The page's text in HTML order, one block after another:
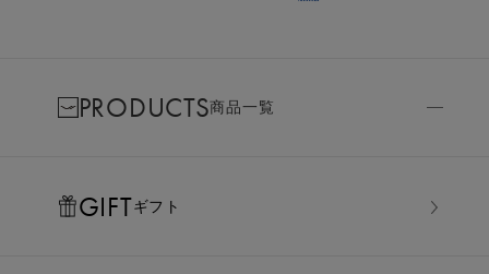
PRODUCTS商品一覧
GIFTギフト